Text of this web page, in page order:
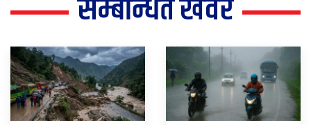
सम्बन्धित खवर